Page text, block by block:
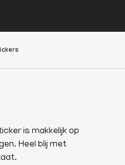
is makkelijk op
Heel blij met